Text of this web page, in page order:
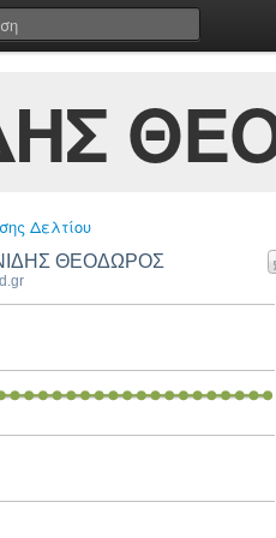
Δελτίου
ΘΕΟΔΩΡΟΣ